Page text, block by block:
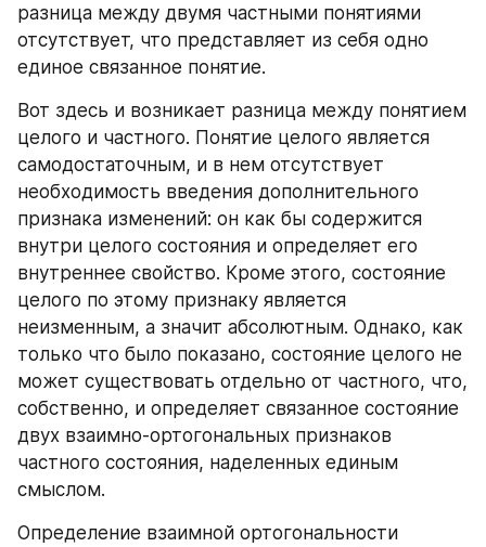
разница между двумя частными понятиями
отсутствует, что представляет из себя одно
единое связанное понятие.
Вот здесь и возникает разница между понятием
целого и частного. Понятие целого является
самодостаточным, и в нем отсутствует
необходимость введения дополнительного
признака изменений: он как бы содержится
внутри целого состояния и определяет его
внутреннее свойство. Кроме этого, состояние
целого по этому признаку является
неизменным, а значит абсолютным. Однако, как
только что было показано, состояние целого не
может существовать отдельно от частного, что,
собственно, и определяет связанное состояние
двух взаимно‑ортогональных признаков
частного состояния, наделенных единым
смыслом.
Определение взаимной ортогональности